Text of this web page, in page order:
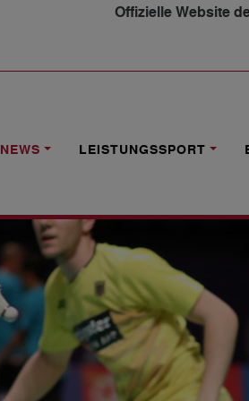
Offizielle Website
NEWS LEISTUNGSSPORT